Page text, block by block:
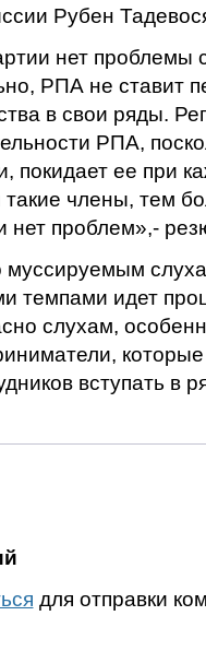
Рубен
нет проблемы
РПА не ставит
в свои ряды.
РПА,
покидает ее при
члены, тем
нет проблем»,-
муссируемым
темпами идет
слухам,
которые
вступать в
для отправки